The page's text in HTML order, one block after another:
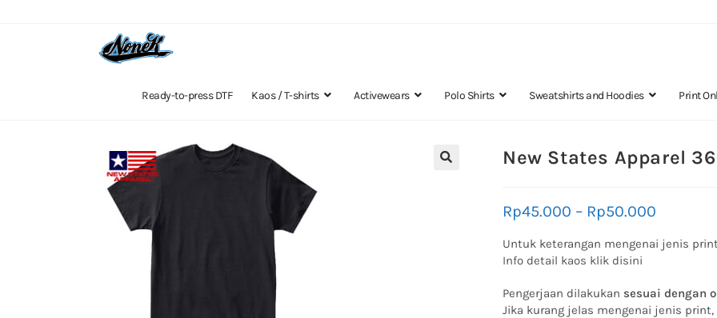
Ready-to-press DTF Kaos / T-shirts Activewears Polo Shirts Sweatshirts and Hoodies Print
New States Apparel
Rp45.000 – Rp50.000
Untuk keterangan mengenai jenis
Info detail kaos klik disini
Pengerjaan dilakukan sesuai dengan
Jika kurang jelas mengenai jenis